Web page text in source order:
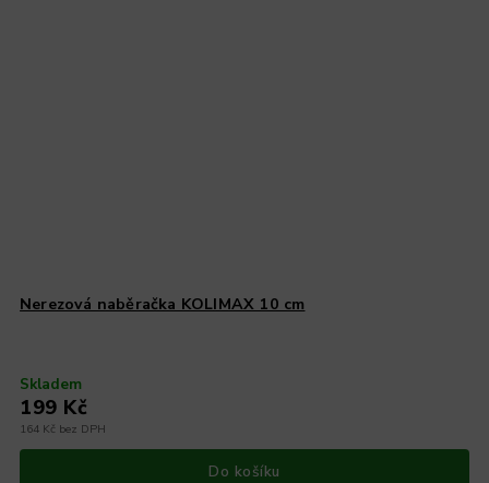
Nerezová naběračka KOLIMAX 10 cm
Skladem
164 Kč bez DPH
199 Kč
Do košíku